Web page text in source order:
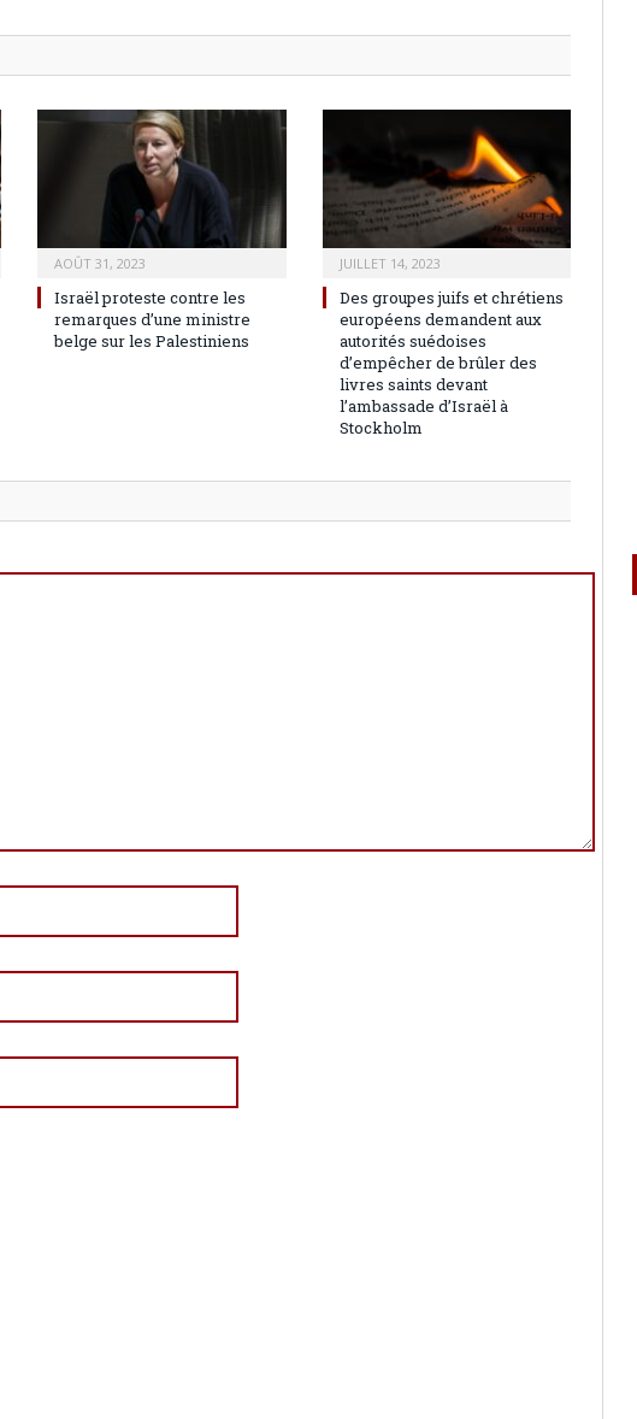
AOÛT 31, 2023
Israël proteste contre les
remarques d’une ministre
belge sur les Palestiniens
JUILLET 14, 2023
Des groupes juifs et chrétiens
européens demandent aux
autorités suédoises
d’empêcher de brûler des
livres saints devant
l’ambassade d’Israël à
Stockholm